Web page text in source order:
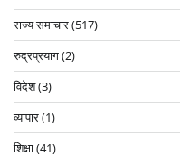
राज्य समाचार(517)
रुद्रप्रयाग(2)
विदेश(3)
व्यापार(1)
शिक्षा(41)